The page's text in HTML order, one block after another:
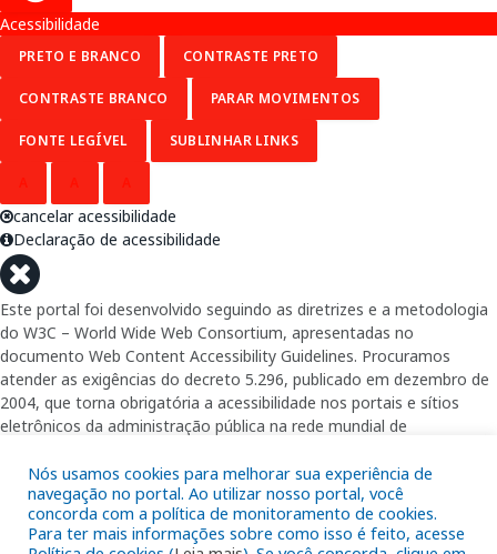
Nós usamos cookies para melhorar sua experiência de
navegação no portal. Ao utilizar nosso portal, você
concorda com a política de monitoramento de cookies.
Para ter mais informações sobre como isso é feito, acesse
Acessibilidade
PRETO E BRANCO CONTRASTE PRETO
CONTRASTE BRANCO PARAR MOVIMENTOS
FONTE LEGÍVEL SUBLINHAR LINKS
cancelar acessibilidade
Declaração de acessibilidade
Este portal foi desenvolvido seguindo as diretrizes e a metodologia
do W3C – World Wide Web Consortium, apresentadas no
documento Web Content Accessibility Guidelines. Procuramos
atender as exigências do decreto 5.296, publicado em dezembro de
2004, que torna obrigatória a acessibilidade nos portais e sítios
eletrônicos da administração pública na rede mundial de
garantindo-lhes o pleno acesso aos conteúdos disponíveis.
Além de validações automáticas, foram realizados testes em
diversos navegadores e através do utilitário de acesso a Internet do